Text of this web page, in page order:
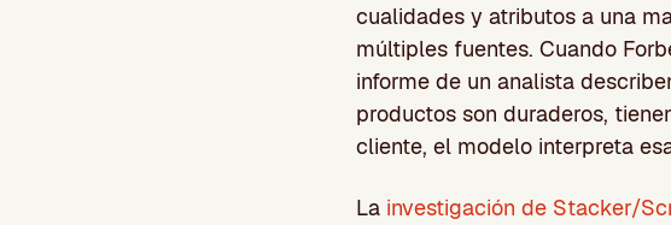
cualidades y atributos a una
múltiples fuentes. Cuando
informe de un analista
productos son duraderos,
cliente, el modelo interpreta
La investigación de Stacker/